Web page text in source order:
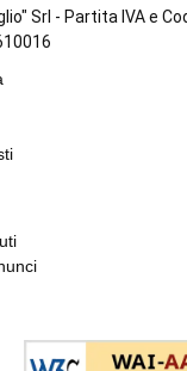
Srl - Partita IVA e